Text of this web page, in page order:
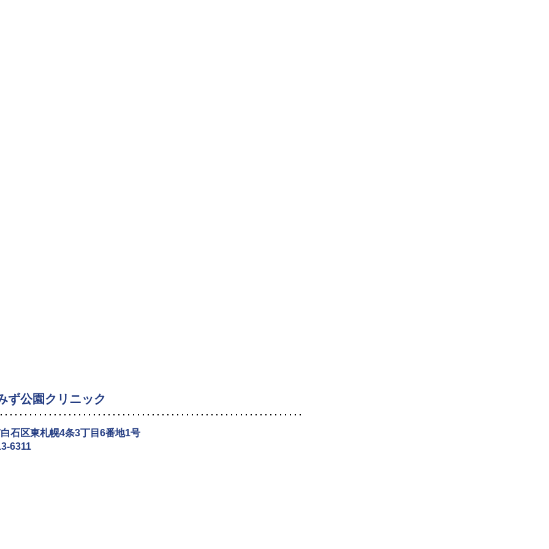
ず公園クリニック
石区東札幌4条3丁目6番地1号
6311